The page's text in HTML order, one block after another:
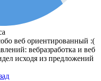
веб ориентированный :(
вебразработка и веб
исходя из предложений